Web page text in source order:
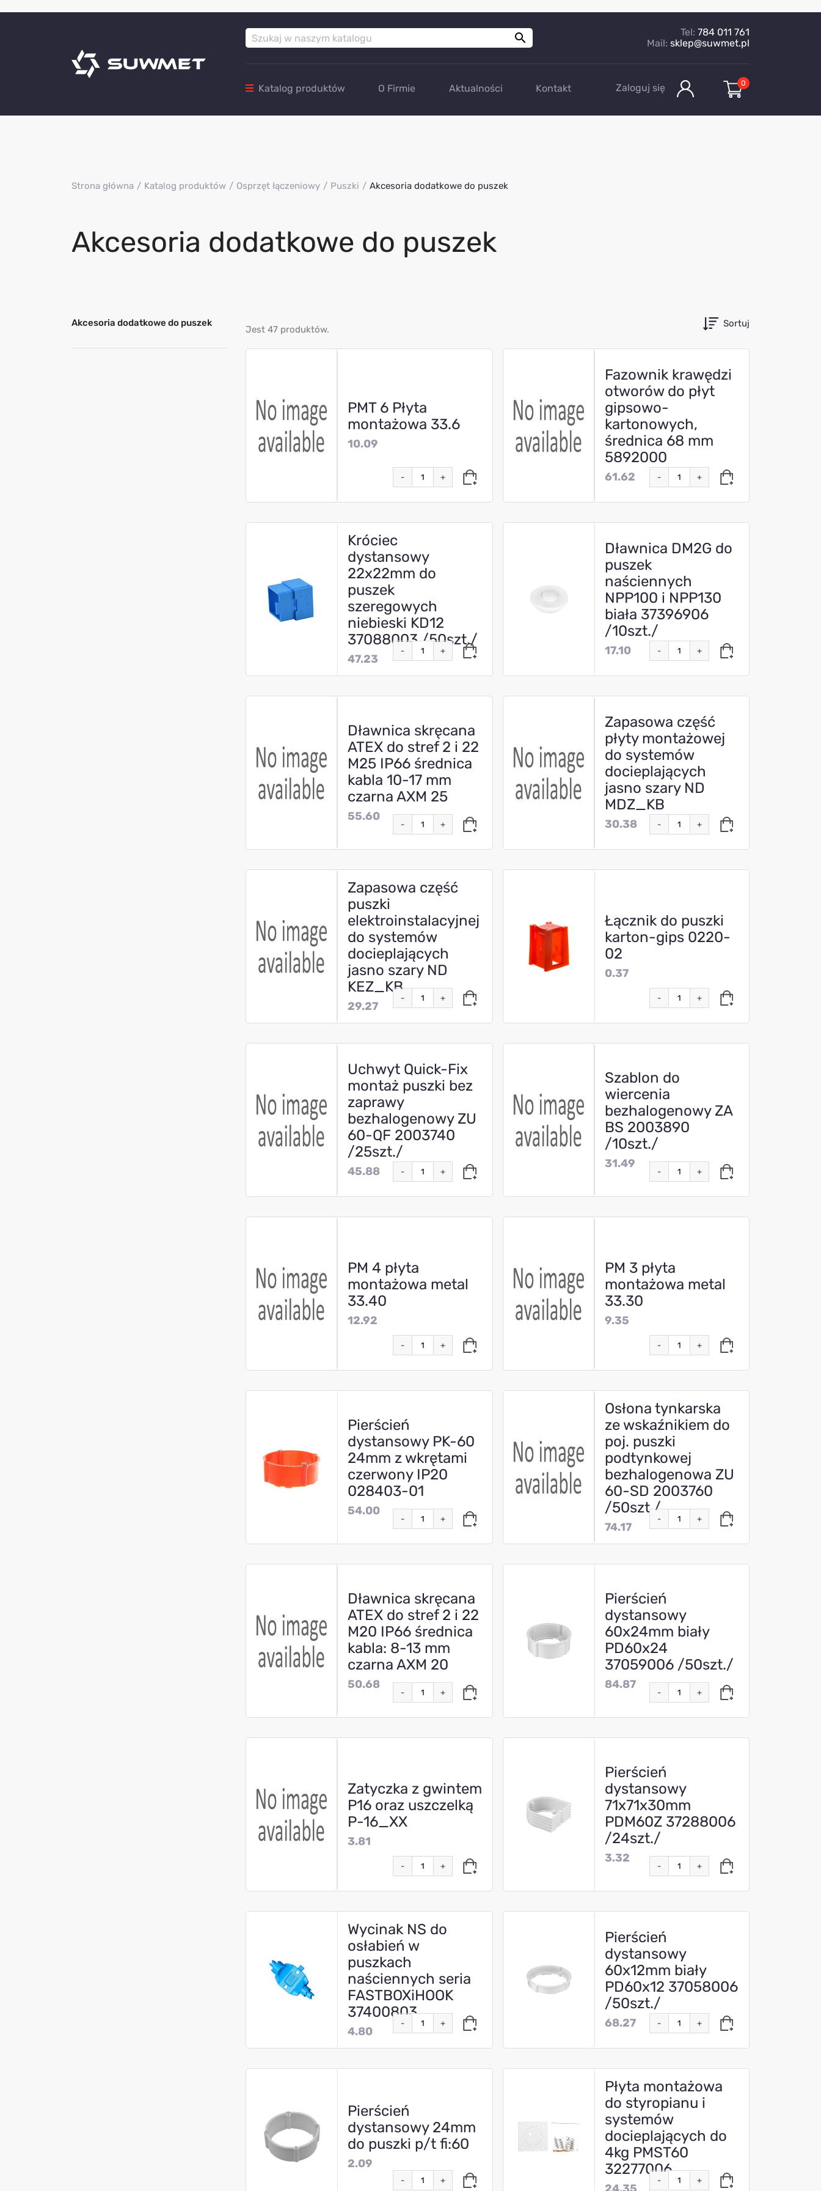
 Tel: 784 011 761
Mail: sklep@suwmet.pl
Katalog produktów O Firmie Aktualności Kontakt Zaloguj się 0
Strona główna Katalog produktów Osprzęt łączeniowy Puszki Akcesoria dodatkowe do puszek
Akcesoria dodatkowe do puszek
Akcesoria dodatkowe do puszek
Jest 47 produktów.
Sortuj
PMT 6 Płyta
montażowa 33.6
10.09
- +
Fazownik krawędzi
otworów do płyt
gipsowo-
kartonowych,
średnica 68 mm
5892000
61.62 - +
Króciec
dystansowy
22x22mm do
puszek
szeregowych
niebieski KD12
37088003 /50szt./
47.23
- +
Dławnica DM2G do
puszek
naściennych
NPP100 i NPP130
biała 37396906
/10szt./
17.10 - +
Dławnica skręcana
ATEX do stref 2 i 22
M25 IP66 średnica
kabla 10-17 mm
czarna AXM 25
55.60
- +
Zapasowa część
płyty montażowej
do systemów
docieplających
jasno szary ND
MDZ_KB
30.38 - +
Zapasowa część
puszki
elektroinstalacyjnej
do systemów
docieplających
jasno szary ND
KEZ_KB
29.27
- +
Łącznik do puszki
karton-gips 0220-
02
0.37
- +
Uchwyt Quick-Fix
montaż puszki bez
zaprawy
bezhalogenowy ZU
60-QF 2003740
/25szt./
45.88 - +
Szablon do
wiercenia
bezhalogenowy ZA
BS 2003890
/10szt./
31.49
- +
PM 4 płyta
montażowa metal
33.40
12.92
- +
PM 3 płyta
montażowa metal
33.30
9.35
- +
Pierścień
dystansowy PK-60
24mm z wkrętami
czerwony IP20
028403-01
54.00
- +
Osłona tynkarska
ze wskaźnikiem do
poj. puszki
podtynkowej
bezhalogenowa ZU
60-SD 2003760
/50szt./
74.17
- +
Dławnica skręcana
ATEX do stref 2 i 22
M20 IP66 średnica
kabla: 8-13 mm
czarna AXM 20
50.68
- +
Pierścień
dystansowy
60x24mm biały
PD60x24
37059006 /50szt./
84.87
- +
Zatyczka z gwintem
P16 oraz uszczelką
P-16_XX
3.81
- +
Pierścień
dystansowy
71x71x30mm
PDM60Z 37288006
/24szt./
3.32
- +
Wycinak NS do
osłabień w
puszkach
naściennych seria
FASTBOXiHOOK
37400803
4.80
- +
Pierścień
dystansowy
60x12mm biały
PD60x12 37058006
/50szt./
68.27 - +
Pierścień
dystansowy 24mm
do puszki p/t fi:60
2.09
- +
Płyta montażowa
do styropianu i
systemów
docieplających do
4kg PMST60
32277006
- +